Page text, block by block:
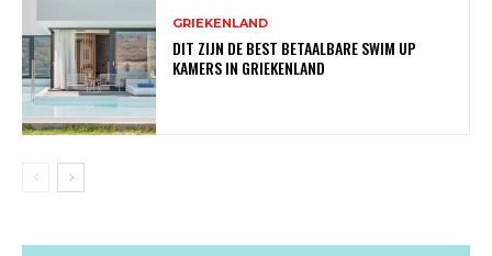
GRIEKENLAND
DIT ZIJN DE BEST BETAALBARE SWIM UP
KAMERS IN GRIEKENLAND